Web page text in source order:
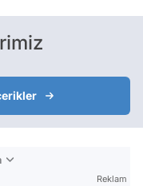
Reklam